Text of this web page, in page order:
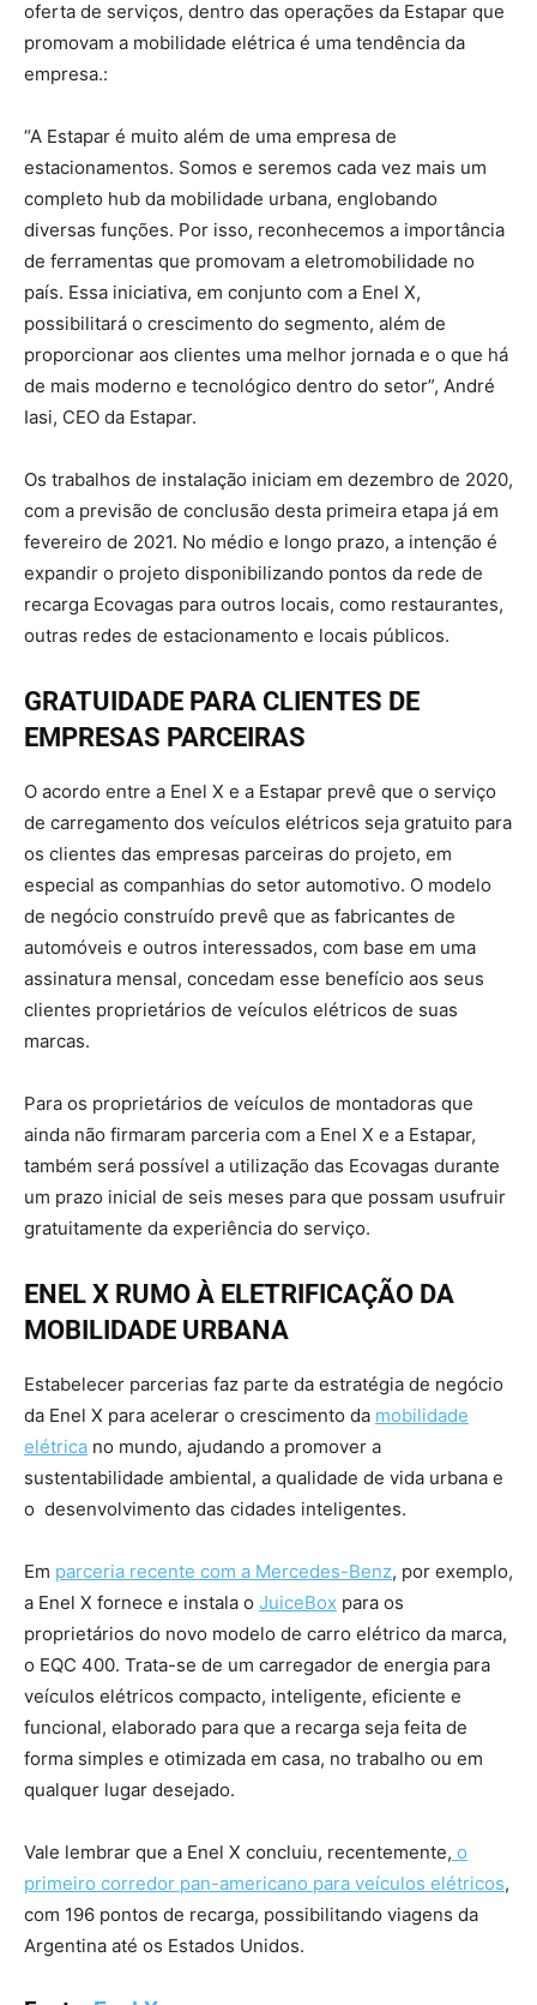
oferta de serviços, dentro das operações da Estapar que
promovam a mobilidade elétrica é uma tendência da
empresa.:
“A Estapar é muito além de uma empresa de
estacionamentos. Somos e seremos cada vez mais um
completo hub da mobilidade urbana, englobando
diversas funções. Por isso, reconhecemos a importância
de ferramentas que promovam a eletromobilidade no
país. Essa iniciativa, em conjunto com a Enel X,
possibilitará o crescimento do segmento, além de
proporcionar aos clientes uma melhor jornada e o que há
de mais moderno e tecnológico dentro do setor”, André
Iasi, CEO da Estapar.
Os trabalhos de instalação iniciam em dezembro de 2020,
com a previsão de conclusão desta primeira etapa já em
fevereiro de 2021. No médio e longo prazo, a intenção é
expandir o projeto disponibilizando pontos da rede de
recarga Ecovagas para outros locais, como restaurantes,
outras redes de estacionamento e locais públicos.
GRATUIDADE PARA CLIENTES DE
EMPRESAS PARCEIRAS
O acordo entre a Enel X e a Estapar prevê que o serviço
de carregamento dos veículos elétricos seja gratuito para
os clientes das empresas parceiras do projeto, em
especial as companhias do setor automotivo. O modelo
de negócio construído prevê que as fabricantes de
automóveis e outros interessados, com base em uma
assinatura mensal, concedam esse benefício aos seus
clientes proprietários de veículos elétricos de suas
marcas.
Para os proprietários de veículos de montadoras que
ainda não firmaram parceria com a Enel X e a Estapar,
também será possível a utilização das Ecovagas durante
um prazo inicial de seis meses para que possam usufruir
gratuitamente da experiência do serviço.
ENEL X RUMO À ELETRIFICAÇÃO DA
MOBILIDADE URBANA
Estabelecer parcerias faz parte da estratégia de negócio
da Enel X para acelerar o crescimento da mobilidade
elétrica no mundo, ajudando a promover a
sustentabilidade ambiental, a qualidade de vida urbana e
o desenvolvimento das cidades inteligentes.
Em parceria recente com a Mercedes-Benz, por exemplo,
a Enel X fornece e instala o JuiceBox para os
proprietários do novo modelo de carro elétrico da marca,
o EQC 400. Trata-se de um carregador de energia para
veículos elétricos compacto, inteligente, eficiente e
funcional, elaborado para que a recarga seja feita de
forma simples e otimizada em casa, no trabalho ou em
qualquer lugar desejado.
Vale lembrar que a Enel X concluiu, recentemente, o
primeiro corredor pan-americano para veículos elétricos,
com 196 pontos de recarga, possibilitando viagens da
Argentina até os Estados Unidos.